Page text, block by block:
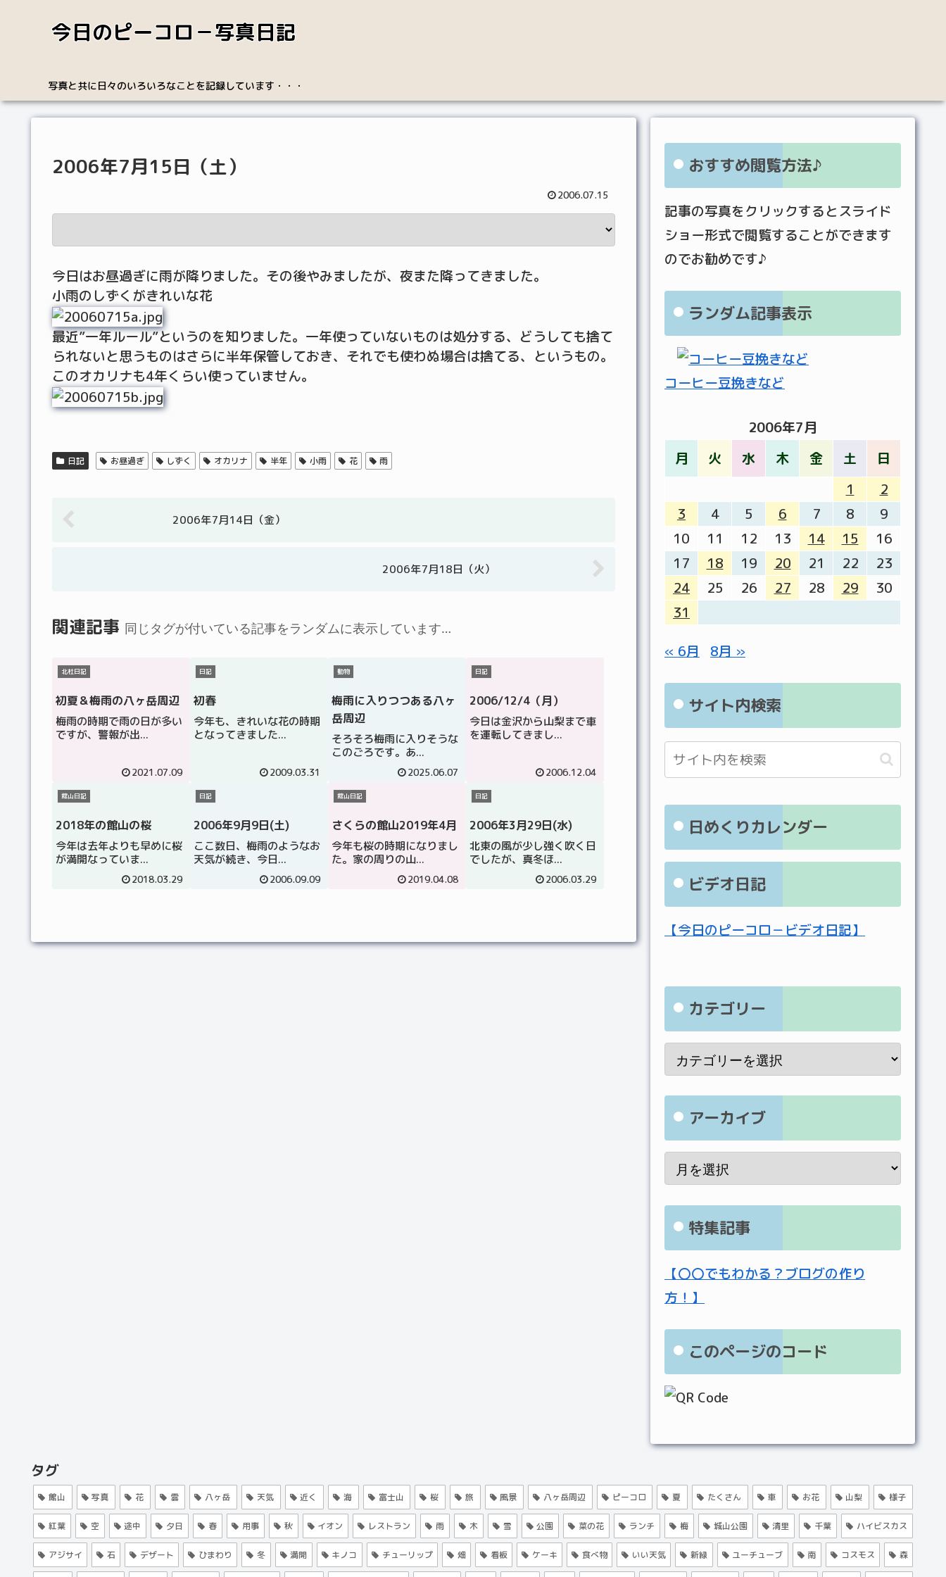
今日のピーコロ－写真日記
写真と共に日々のいろいろなことを記録しています・・・
2006年7月15日（土）
2006.07.15
今日はお昼過ぎに雨が降りました。その後やみましたが、夜また降ってきました。
小雨のしずくがきれいな花
最近”一年ルール”というのを知りました。一年使っていないものは処分する、どうしても捨て
られないと思うものはさらに半年保管しておき、それでも使わぬ場合は捨てる、というもの。
このオカリナも4年くらい使っていません。
日記 お昼過ぎ しずく オカリナ 半年 小雨 花 雨
2006年7月14日（金）
2006年7月18日（火）
関連記事 同じタグが付いている記事をランダムに表示しています…
北杜日記
初夏＆梅雨の八ヶ岳周辺
梅雨の時期で雨の日が多い
ですが、警報が出...
2021.07.09
日記
初春
今年も、きれいな花の時期
となってきました...
2009.03.31
動物
梅雨に入りつつある八ヶ
岳周辺
そろそろ梅雨に入りそうな
このごろです。あ...
2025.06.07
日記
2006/12/4（月）
今日は金沢から山梨まで車
を運転してきまし...
2006.12.04
館山日記
2018年の館山の桜
今年は去年よりも早めに桜
が満開なっていま...
2018.03.29
日記
2006年9月9日(土)
ここ数日、梅雨のようなお
天気が続き、今日...
2006.09.09
館山日記
さくらの館山2019年4月
今年も桜の時期になりまし
た。家の周りの山...
2019.04.08
日記
2006年3月29日(水)
北東の風が少し強く吹く日
でしたが、真冬ほ...
2006.03.29
おすすめ閲覧方法♪
記事の写真をクリックするとスライド
ショー形式で閲覧することができます
のでお勧めです♪
ランダム記事表示
コーヒー豆挽きなど
2006年7月
月
火 水 木 金 土
日
1
2
3
4 5 6 7 8
9
10
11 12 13 14 15
16
17
18 19 20 21 22
23
24
25 26 27 28 29
30
31
« 6月 8月 »
サイト内検索
日めくりカレンダー
ビデオ日記
【今日のピーコロ－ビデオ日記】
カテゴリー
アーカイブ
特集記事
【〇〇でもわかる？ブログの作り
方！】
このページのコード
タグ
館山 写真 花 雲 八ヶ岳 天気 近く 海 富士山 桜 旅 風景 八ヶ岳周辺 ピーコロ 夏 たくさん 車 お花 山梨 様子
紅葉 空 途中 夕日 春 用事 秋 イオン レストラン 雨 木 雪 公園 菜の花 ランチ 梅 城山公園 清里 千葉 ハイビスカス
アジサイ 石 デザート ひまわり 冬 満開 キノコ チューリップ 畑 看板 ケーキ 食べ物 いい天気 新緑 ユーチューブ 南 コスモス 森